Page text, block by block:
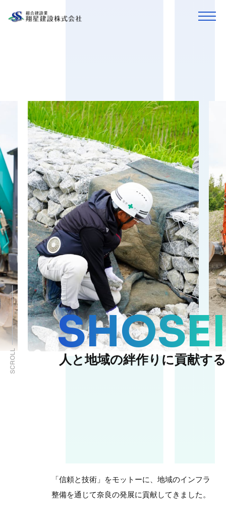
SHOSEI
人と地域の絆作りに貢献する
「信頼と技術」をモットーに、地域のインフラ
整備を通じて奈良の発展に貢献してきました。